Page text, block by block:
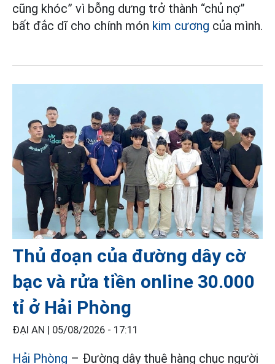
cũng khóc” vì bỗng dưng trở thành “chủ nợ”
bất đắc dĩ cho chính món kim cương của mình.
Thủ đoạn của đường dây cờ
bạc và rửa tiền online 30.000
tỉ ở Hải Phòng
ĐẠI AN | 05/08/2026 - 17:11
Hải Phòng – Đường dây thuê hàng chục người